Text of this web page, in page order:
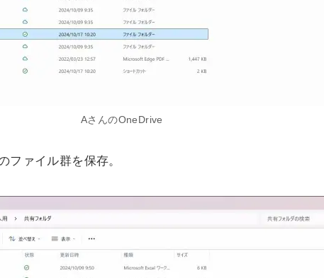
AさんのOneDrive
ファイル群を保存。